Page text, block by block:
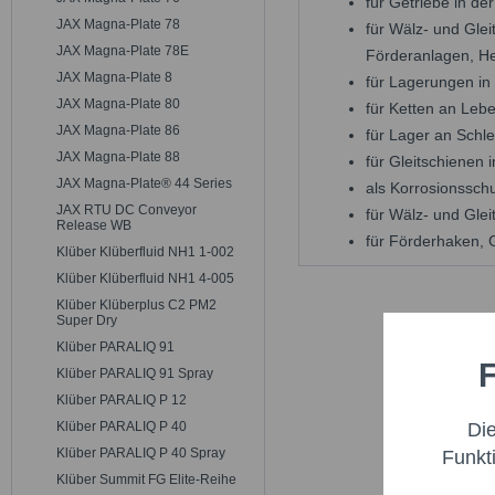
JAX Magna-Plate 78
JAX Magna-Plate 78E
JAX Magna-Plate 8
JAX Magna-Plate 80
JAX Magna-Plate 86
JAX Magna-Plate 88
JAX Magna-Plate® 44 Series
JAX RTU DC Conveyor
Release WB
Klüber Klüberfluid NH1 1-002
Klüber Klüberfluid NH1 4-005
Klüber Klüberplus C2 PM2
Super Dry
Klüber PARALIQ 91
Klüber PARALIQ 91 Spray
Klüber PARALIQ P 12
Klüber PARALIQ P 40
Klüber PARALIQ P 40 Spray
Klüber Summit FG Elite-Reihe
für Wälz- und
Förderanlagen,
für Lagerungen in
für Ketten an
für Lager an
für Gleitschienen
als
für Wälz- und
für Förderhaken,